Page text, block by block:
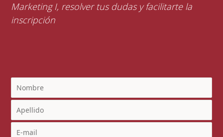
Marketing I, resolver tus dudas y facilitarte la
inscripción